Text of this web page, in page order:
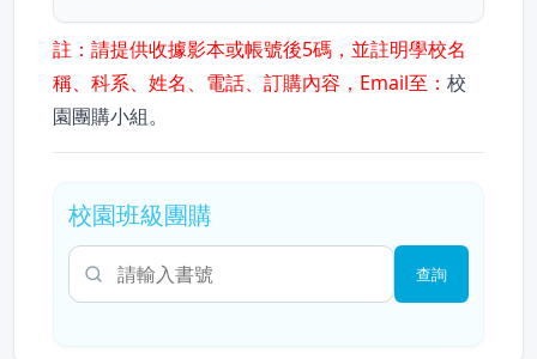
註：請提供收據影本或帳號後5碼，並註明學校名
稱、科系、姓名、電話、訂購內容，Email至：校
園團購小組。
校園班級團購
查詢書號或書名